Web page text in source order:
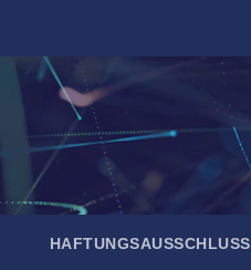
HAFTUNGSAUSSCHLUSS